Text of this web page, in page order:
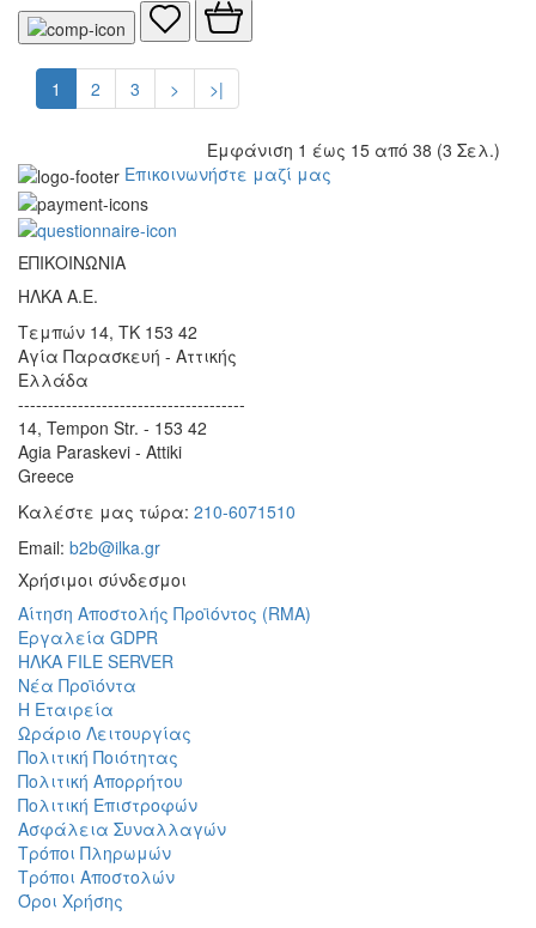
1 2 3 > >|
Εμφάνιση 1 έως 15 από 38 (3 Σελ.)
Επικοινωνήστε μαζί μας
ΕΠΙΚΟΙΝΩΝΙΑ
ΗΛΚΑ Α.Ε.
Τεμπών 14, TK 153 42
Αγία Παρασκευή - Αττικής
Ελλάδα
--------------------------------------
14, Tempon Str. - 153 42
Agia Paraskevi - Attiki
Greece
Καλέστε μας τώρα: 210-6071510
Email: b2b@ilka.gr
Χρήσιμοι σύνδεσμοι
Αίτηση Αποστολής Προϊόντος (RMA)
Εργαλεία GDPR
ΗΛΚΑ FILE SERVER
Νέα Προϊόντα
Η Εταιρεία
Ωράριο Λειτουργίας
Πολιτική Ποιότητας
Πολιτική Απορρήτου
Πολιτική Επιστροφών
Ασφάλεια Συναλλαγών
Τρόποι Πληρωμών
Τρόποι Αποστολών
Όροι Χρήσης